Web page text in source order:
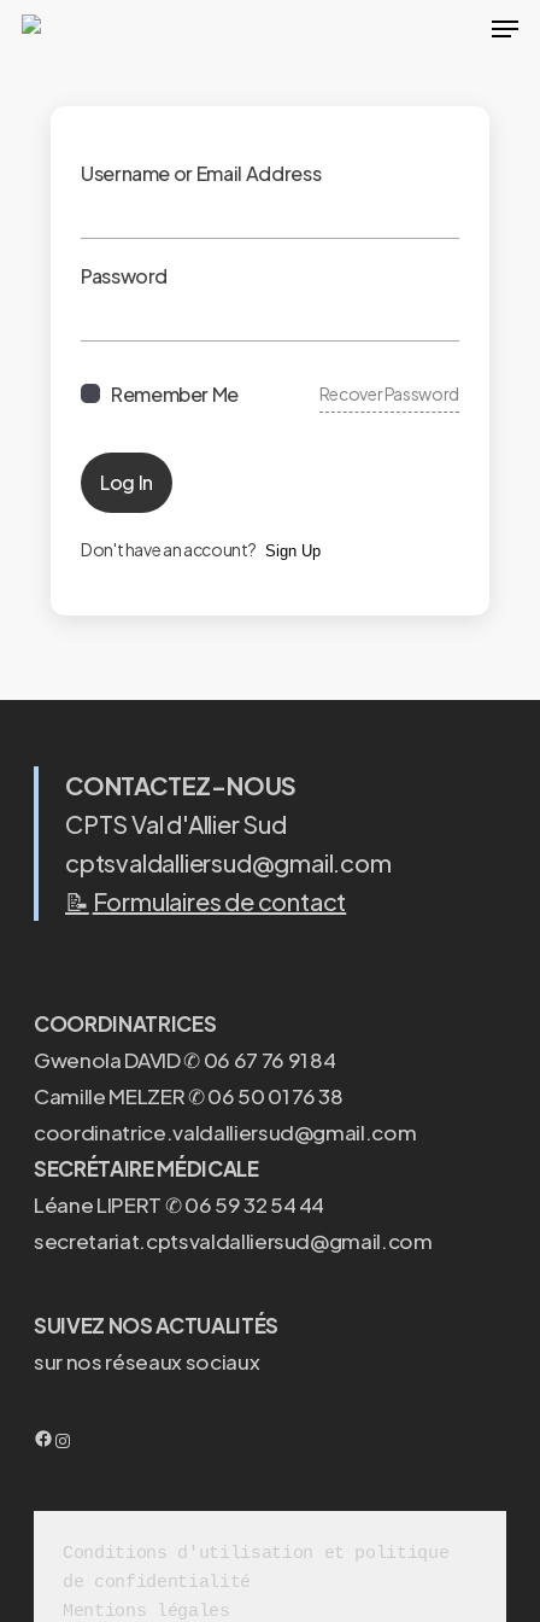
Skip
Username or Email Address
Password
Remember Me Recover Password
Log In
Don't have an account? Sign Up
CONTACTEZ-NOUS
CPTS Val d'Allier Sud
cptsvaldalliersud@gmail.com
📝 Formulaires de contact
COORDINATRICES
Gwenola DAVID ✆ 06 67 76 91 84
Camille MELZER ✆ 06 50 01 76 38
coordinatrice.valdalliersud@gmail.com
SECRÉTAIRE MÉDICALE
Léane LIPERT ✆ 06 59 32 54 44
secretariat.cptsvaldalliersud@gmail.com
SUIVEZ NOS ACTUALITÉS
sur nos réseaux sociaux
Facebook
Conditions d'utilisation et politique
de confidentialité
Mentions légales